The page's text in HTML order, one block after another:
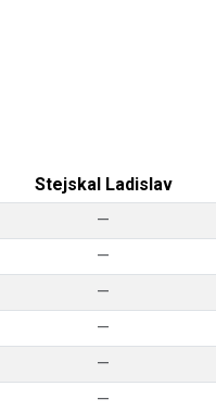
Stejskal Ladislav
—
—
—
—
—
—